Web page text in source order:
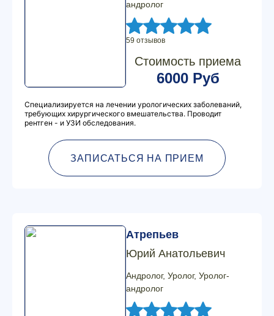
андролог
59 отзывов
Стоимость приема
6000 Руб
Специализируется на лечении урологических заболеваний,
требующих хирургического вмешательства. Проводит
рентген - и УЗИ обследования.
ЗАПИСАТЬСЯ НА ПРИЕМ
Атрепьев
Юрий Анатольевич
Андролог, Уролог, Уролог-
андролог